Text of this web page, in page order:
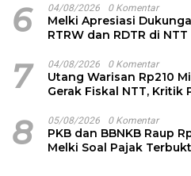
6 04/08/2026 0 Komentar
Melki Apresiasi
RTRW dan RDTR di NTT
7 04/08/2026 0 Komentar
Utang Warisan Rp210
Gerak Fiskal NTT, Kritik
8 05/08/2026 0 Komentar
PKB dan BBNKB Raup
Melki Soal Pajak